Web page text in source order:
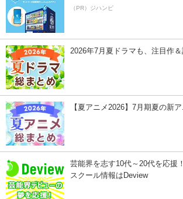
（PR）ジハンピ
2026年7月夏ドラマも、注目作
【夏アニメ2026】7月期夏の新
芸能界を志す10代～20代を応援
スクール情報はDeview